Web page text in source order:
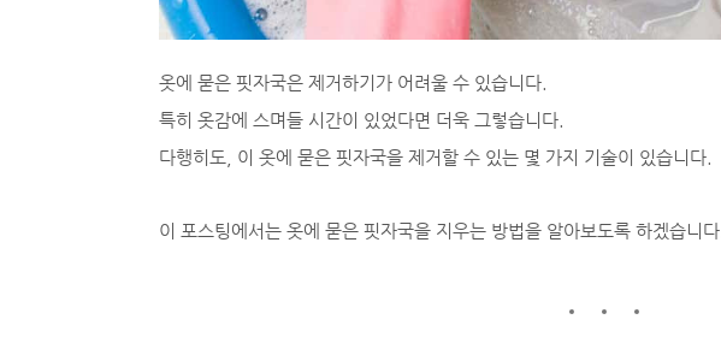
옷에 묻은 핏자국은 제거하기가 어려울 수 있습니다.
특히 옷감에 스며들 시간이 있었다면 더욱 그렇습니다.
다행히도, 이 옷에 묻은 핏자국을 제거할 수 있는 몇 가지 기술이 있습니다.
이 포스팅에서는 옷에 묻은 핏자국을 지우는 방법을 알아보도록 하겠습니다.